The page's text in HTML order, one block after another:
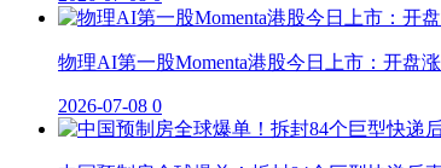
物理AI第一股Momenta港股今日上市：开盘
2026-07-08 0